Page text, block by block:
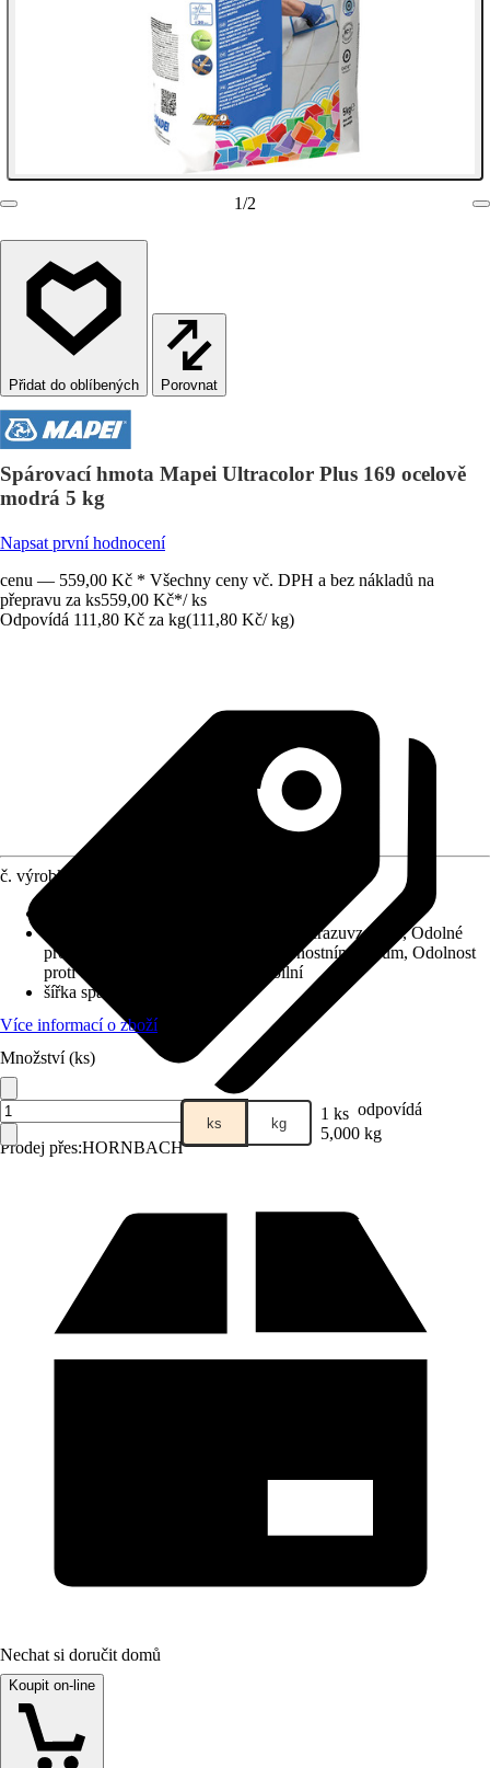
1/2
Porovnat
Spárovací hmota Mapei Ultracolor Plus 169 ocelově
modrá 5 kg
Napsat první hodnocení
cenu — 559,00 Kč * Všechny ceny vč. DPH a bez nákladů na
přepravu za ks559,00 Kč*/ ks
Odpovídá 111,80 Kč za kg(111,80 Kč/ kg)
Prodej přes:HORNBACH
č. výrobku
Flexibilní, Jemný povrch, Mrazuvzdorné, Odolné
proti nečistotám, Odolný vůči povětrnostním vlivům, Odolnost
proti oděru, Rychletvrdnoucí, Stabilní
šířka spáry
Více informací o zboží
Množství (ks)
ks kg 1 ks odpovídá
5,000 kg
Nechat si doručit domů
Koupit on-line